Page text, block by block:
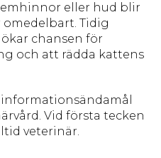
eller hud blir
Tidig
chansen för
och att rädda kattens
Vid första tecken
veterinär.